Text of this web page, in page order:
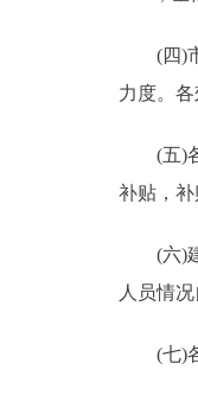
(四)市
力度。
(五)各
补贴，补
(六)建
人员情况
(七)各